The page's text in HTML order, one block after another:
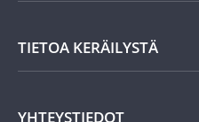
Eurokolikot
TIETOA KERÄILYSTÄ
YHTEYSTIEDOT